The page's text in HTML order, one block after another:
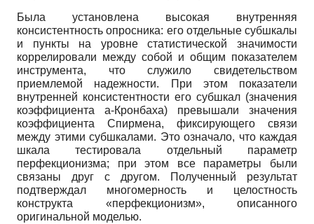
Была установлена высокая внутренняя
консистентность опросника: его отдельные субшкалы
и пункты на уровне статистической значимости
коррелировали между собой и общим показателем
инструмента, что служило свидетельством
приемлемой надежности. При этом показатели
внутренней консистентности его субшкал (значения
коэффициента a-Кронбаха) превышали значения
коэффициента Спирмена, фиксирующего связи
между этими субшкалами. Это означало, что каждая
шкала тестировала отдельный параметр
перфекционизма; при этом все параметры были
связаны друг с другом. Полученный результат
подтверждал многомерность и целостность
конструкта «перфекционизм», описанного
оригинальной моделью.